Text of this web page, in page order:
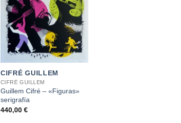
+
CIFRÉ GUILLEM
CIFRÉ GUILLEM
Guillem Cifré – «Figuras»
serigrafía
440,00 €